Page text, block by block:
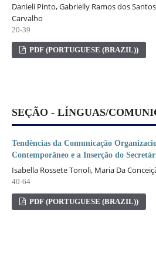
Danieli Pinto, Gabrielly Ramos dos
Carvalho
20-39
PDF (PORTUGUESE (BRAZIL))
SEÇÃO - LÍNGUAS/
Tendências da Comunicação
Contemporâneo e a Inserção do
Isabella Rossete Tonoli, Maria Da
40-64
PDF (PORTUGUESE (BRAZIL))